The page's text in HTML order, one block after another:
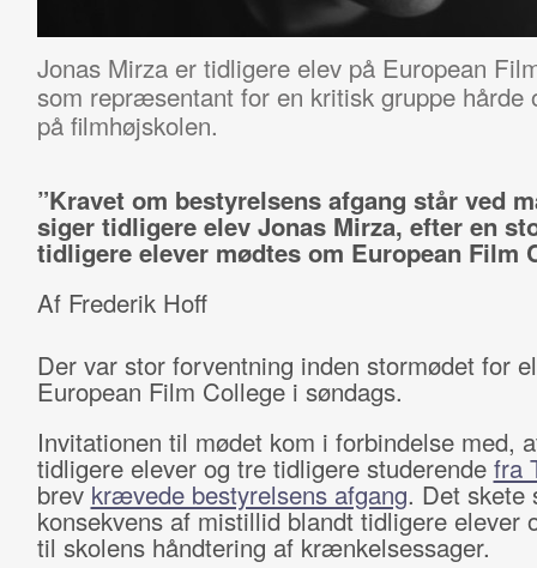
Jonas Mirza er tidligere elev på European
som repræsentant for en kritisk gruppe hårde
på filmhøjskolen.
”Kravet om bestyrelsens afgang står ved
siger tidligere elev Jonas Mirza, efter en
tidligere elever mødtes om European Film
Af Frederik Hoff
Der var stor forventning inden stormødet for
European Film College i søndags.
Invitationen til mødet kom i forbindelse med,
tidligere elever og tre tidligere studerende fra
brev krævede bestyrelsens afgang. Det skete
konsekvens af mistillid blandt tidligere elever
til skolens håndtering af krænkelsessager.